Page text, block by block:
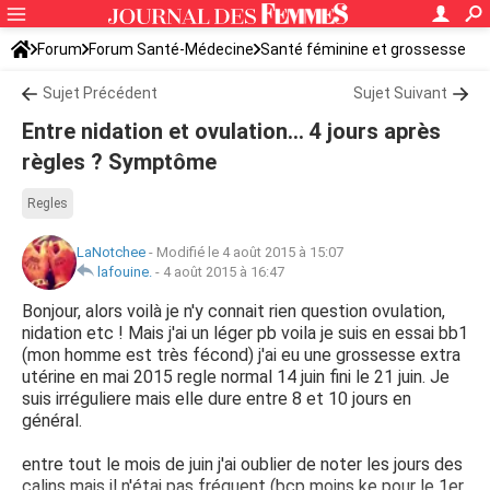
Forum Forum Santé-Médecine Santé féminine et grossesse
Tomber enceinte
Sujet Précédent Sujet Suivant
Entre nidation et ovulation... 4 jours après
règles ? Symptôme
Regles
LaNotchee - Modifié le 4 août 2015 à 15:07
lafouine. - 4 août 2015 à 16:47
Bonjour, alors voilà je n'y connait rien question ovulation,
nidation etc ! Mais j'ai un léger pb voila je suis en essai bb1
(mon homme est très fécond) j'ai eu une grossesse extra
utérine en mai 2015 regle normal 14 juin fini le 21 juin. Je
suis irréguliere mais elle dure entre 8 et 10 jours en
général.
entre tout le mois de juin j'ai oublier de noter les jours des